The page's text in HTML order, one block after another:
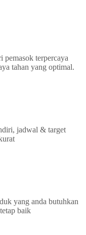
pemasok terpercaya
tahan yang optimal.
jadwal & target
yang anda butuhkan
baik